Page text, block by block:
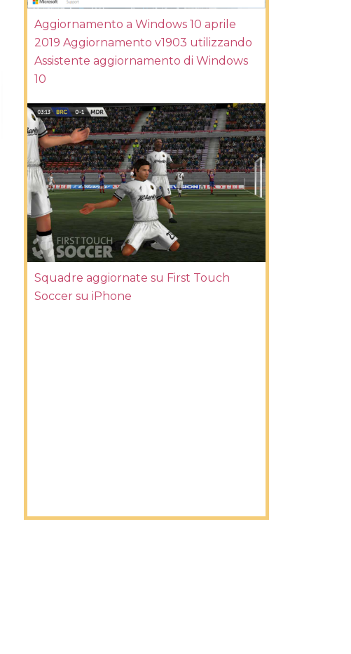
Aggiornamento a Windows 10 aprile
2019 Aggiornamento v1903 utilizzando
Assistente aggiornamento di Windows
10
Squadre aggiornate su First Touch
Soccer su iPhone